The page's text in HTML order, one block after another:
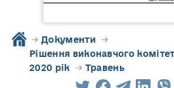
→ Документи →
Рішення виконавчого
2020 рік → Травень